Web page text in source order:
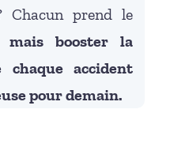
Chacun prend le
mais booster la
chaque accident
pour demain.